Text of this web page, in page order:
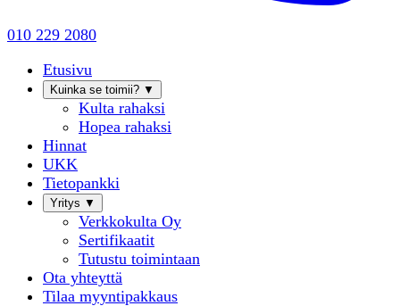
010 229 2080
Etusivu
Kuinka se toimii? ▼
Kulta rahaksi
Hopea rahaksi
Hinnat
UKK
Tietopankki
Yritys ▼
Verkkokulta Oy
Sertifikaatit
Tutustu toimintaan
Ota yhteyttä
Tilaa myyntipakkaus